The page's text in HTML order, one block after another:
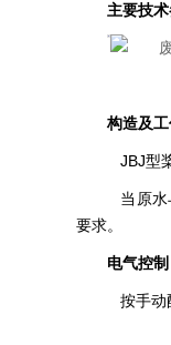
主要技
构造及
JBJ型
当原水
要求。
电气控制
按手动